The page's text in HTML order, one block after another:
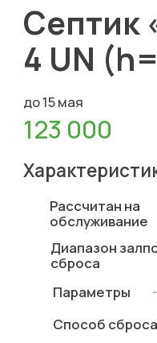
Септик
4 UN
до 15 мая
123 000
Рассчитан на
обслуживание
Диапазон
сброса
Параметры
Способ сброса